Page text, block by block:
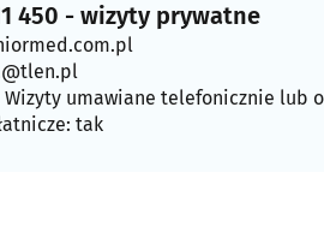
450 - wizyty prywatne
Wizyty umawiane telefonicznie lub
tak